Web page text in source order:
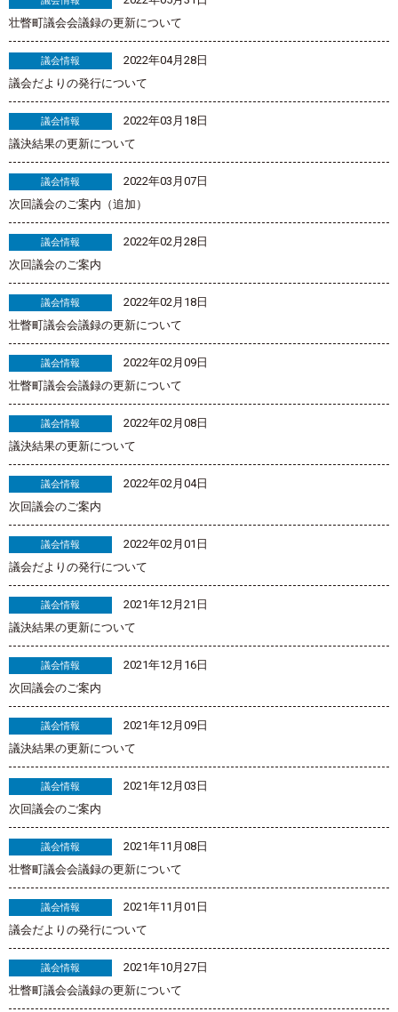
壮瞥町議会会議録の更新について
議会情報
2022年04月28日
議会だよりの発行について
議会情報
2022年03月18日
議決結果の更新について
議会情報
2022年03月07日
次回議会のご案内（追加）
議会情報
2022年02月28日
次回議会のご案内
議会情報
2022年02月18日
壮瞥町議会会議録の更新について
議会情報
2022年02月09日
壮瞥町議会会議録の更新について
議会情報
2022年02月08日
議決結果の更新について
議会情報
2022年02月04日
次回議会のご案内
議会情報
2022年02月01日
議会だよりの発行について
議会情報
2021年12月21日
議決結果の更新について
議会情報
2021年12月16日
次回議会のご案内
議会情報
2021年12月09日
議決結果の更新について
議会情報
2021年12月03日
次回議会のご案内
議会情報
2021年11月08日
壮瞥町議会会議録の更新について
議会情報
2021年11月01日
議会だよりの発行について
議会情報
2021年10月27日
壮瞥町議会会議録の更新について